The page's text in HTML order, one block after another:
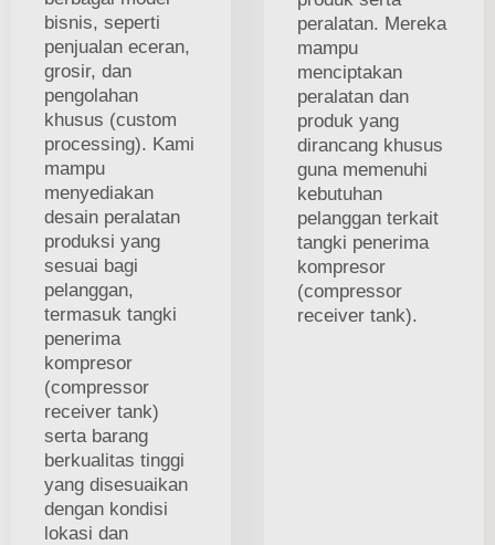
bisnis, seperti
penjualan eceran,
grosir, dan
pengolahan
khusus (custom
processing). Kami
mampu
menyediakan
desain peralatan
produksi yang
sesuai bagi
pelanggan,
termasuk tangki
penerima
kompresor
(compressor
receiver tank)
serta barang
berkualitas tinggi
yang disesuaikan
dengan kondisi
lokasi dan
peralatan. Mereka
mampu
menciptakan
peralatan dan
produk yang
dirancang khusus
guna memenuhi
kebutuhan
pelanggan terkait
tangki penerima
kompresor
(compressor
receiver tank).